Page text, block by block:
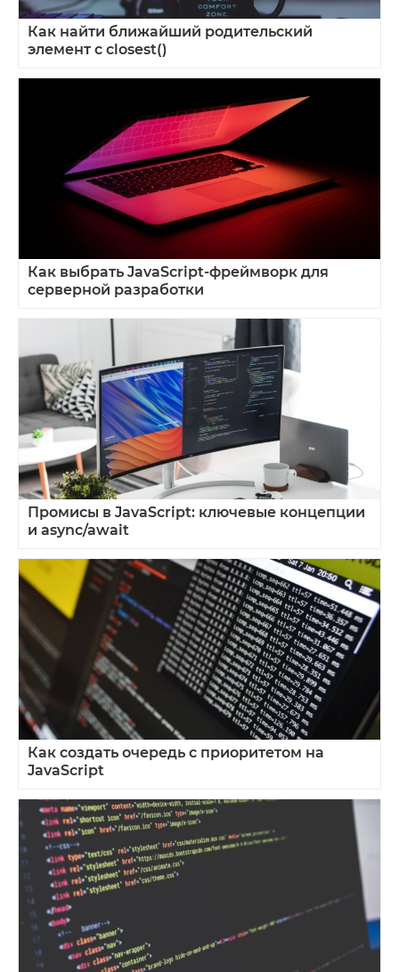
Как найти ближайший родительский
элемент с closest()
Как выбрать JavaScript‑фреймворк для
серверной разработки
Промисы в JavaScript: ключевые концепции
и async/await
Как создать очередь с приоритетом на
JavaScript